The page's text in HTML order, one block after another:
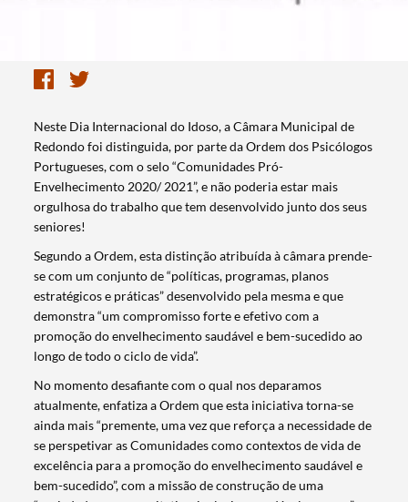
Neste Dia Internacional do Idoso, a Câmara Municipal de
Redondo foi distinguida, por parte da Ordem dos Psicólogos
Portugueses, com o selo “Comunidades Pró-
Envelhecimento 2020/ 2021”, e não poderia estar mais
orgulhosa do trabalho que tem desenvolvido junto dos seus
seniores!
Segundo a Ordem, esta distinção atribuída à câmara prende-
se com um conjunto de “políticas, programas, planos
estratégicos e práticas” desenvolvido pela mesma e que
demonstra “um compromisso forte e efetivo com a
promoção do envelhecimento saudável e bem-sucedido ao
longo de todo o ciclo de vida”.
No momento desafiante com o qual nos deparamos
atualmente, enfatiza a Ordem que esta iniciativa torna-se
ainda mais “premente, uma vez que reforça a necessidade de
se perspetivar as Comunidades como contextos de vida de
excelência para a promoção do envelhecimento saudável e
bem-sucedido”, com a missão de construção de uma